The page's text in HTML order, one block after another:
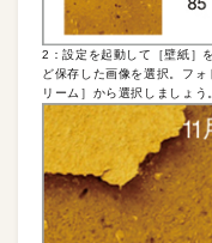
2：設定を起動して［壁紙］
ど保存した画像を選択。フ
リーム］から選択しましょう